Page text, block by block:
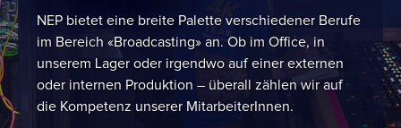
NEP bietet eine breite Palette verschiedener Berufe
im Bereich «Broadcasting» an. Ob im Office, in
unserem Lager oder irgendwo auf einer externen
oder internen Produktion – überall zählen wir auf
die Kompetenz unserer MitarbeiterInnen.